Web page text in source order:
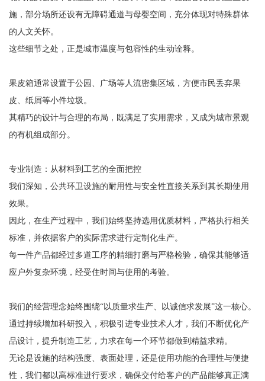
施，部分场所还设有无障碍通道与母婴空间，充分体现对特殊群体
的人文关怀。
这些细节之处，正是城市温度与包容性的生动诠释。
果皮箱通常设置于公园、广场等人流密集区域，方便市民丢弃果
皮、纸屑等小件垃圾。
其精巧的设计与合理的布局，既满足了实用需求，又成为城市景观
的有机组成部分。
专业制造：从材料到工艺的全面把控
我们深知，公共环卫设施的耐用性与安全性直接关系到其长期使用
效果。
因此，在生产过程中，我们始终坚持选用优质材料，严格执行相关
标准，并依据客户的实际需求进行定制化生产。
每一件产品都经过多道工序的精细打磨与严格检验，确保其能够适
应户外复杂环境，经受住时间与使用的考验。
我们的经营理念始终围绕“以质量求生产、以诚信求发展”这一核心。
通过持续增加科研投入，积极引进专业技术人才，我们不断优化产
品设计，提升制造工艺，力求在每一个环节都做到精益求精。
无论是设施的结构强度、表面处理，还是使用功能的合理性与便捷
性，我们都以高标准进行要求，确保交付给客户的产品能够真正满